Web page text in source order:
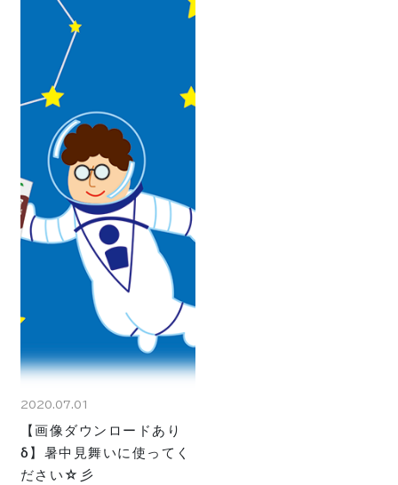
2020.07.01
【画像ダウンロードあり
δ】暑中見舞いに使ってく
ださい☆彡